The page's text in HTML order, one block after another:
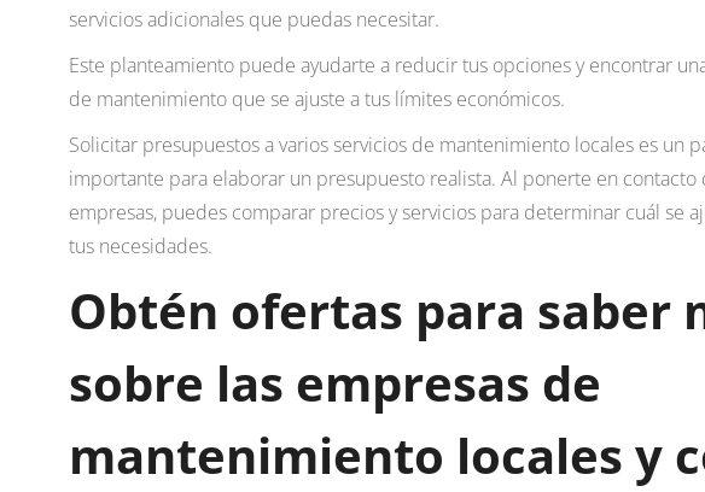
servicios adicionales que puedas necesitar.
Este planteamiento puede ayudarte a reducir tus opciones y encontrar
de mantenimiento que se ajuste a tus límites económicos.
Solicitar presupuestos a varios servicios de mantenimiento locales es un
importante para elaborar un presupuesto realista. Al ponerte en contacto
empresas, puedes comparar precios y servicios para determinar cuál se
tus necesidades.
Obtén ofertas para saber
sobre las empresas de
mantenimiento locales y